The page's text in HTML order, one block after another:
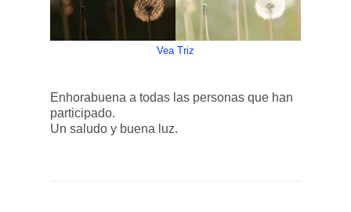
Vea Triz
Enhorabuena a todas las personas que han
participado.
Un saludo y buena luz.